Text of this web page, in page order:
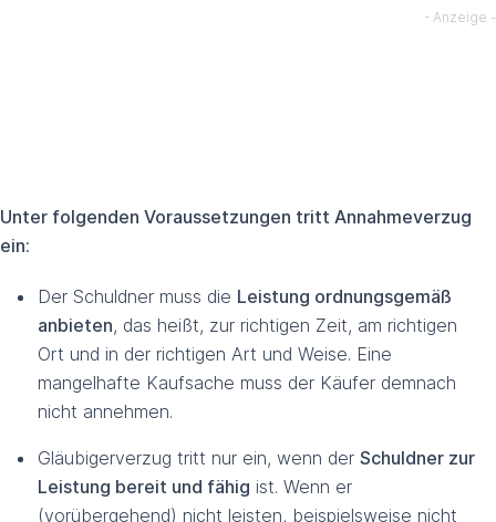
Unter folgenden Voraussetzungen tritt Annahmeverzug
ein:
Der Schuldner muss die Leistung ordnungsgemäß
anbieten, das heißt, zur richtigen Zeit, am richtigen
Ort und in der richtigen Art und Weise. Eine
mangelhafte Kaufsache muss der Käufer demnach
nicht annehmen.
Gläubigerverzug tritt nur ein, wenn der Schuldner zur
Leistung bereit und fähig ist. Wenn er
(vorübergehend) nicht leisten, beispielsweise nicht